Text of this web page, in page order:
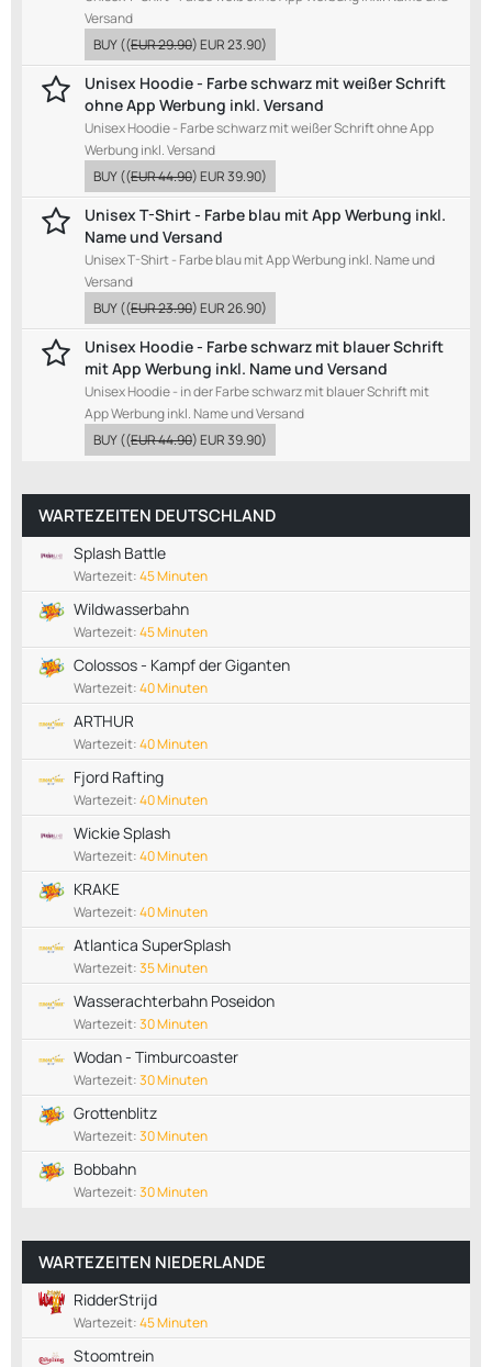
Versand
BUY((EUR 29.90)EUR 23.90)
Unisex Hoodie - Farbe schwarz mit weißer Schrift
ohne App Werbung inkl. Versand
Unisex Hoodie - Farbe schwarz mit weißer Schrift ohne App
Werbung inkl. Versand
BUY((EUR 44.90)EUR 39.90)
Unisex T-Shirt - Farbe blau mit App Werbung inkl.
Name und Versand
Unisex T-Shirt - Farbe blau mit App Werbung inkl. Name und
Versand
BUY((EUR 23.90)EUR 26.90)
Unisex Hoodie - Farbe schwarz mit blauer Schrift
mit App Werbung inkl. Name und Versand
Unisex Hoodie - in der Farbe schwarz mit blauer Schrift mit
App Werbung inkl. Name und Versand
BUY((EUR 44.90)EUR 39.90)
WARTEZEITEN DEUTSCHLAND
Splash Battle
Wartezeit:45 Minuten
Wildwasserbahn
Wartezeit:45 Minuten
Colossos - Kampf der Giganten
Wartezeit:40 Minuten
ARTHUR
Wartezeit:40 Minuten
Fjord Rafting
Wartezeit:40 Minuten
Wickie Splash
Wartezeit:40 Minuten
KRAKE
Wartezeit:40 Minuten
Atlantica SuperSplash
Wartezeit:35 Minuten
Wasserachterbahn Poseidon
Wartezeit:30 Minuten
Wodan - Timburcoaster
Wartezeit:30 Minuten
Grottenblitz
Wartezeit:30 Minuten
Bobbahn
Wartezeit:30 Minuten
WARTEZEITEN NIEDERLANDE
RidderStrijd
Wartezeit:45 Minuten
Stoomtrein